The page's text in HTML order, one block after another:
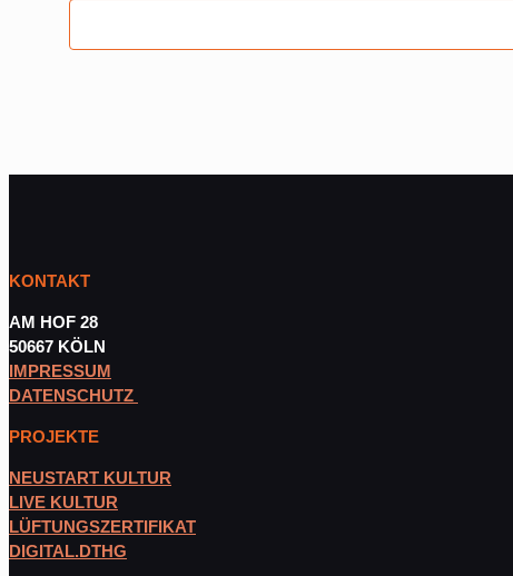
KONTAKT
AM HOF 28
50667 KÖLN
IMPRESSUM
DATENSCHUTZ
PROJEKTE
NEUSTART KULTUR
LIVE KULTUR
LÜFTUNGSZERTIFIKAT
DIGITAL.DTHG